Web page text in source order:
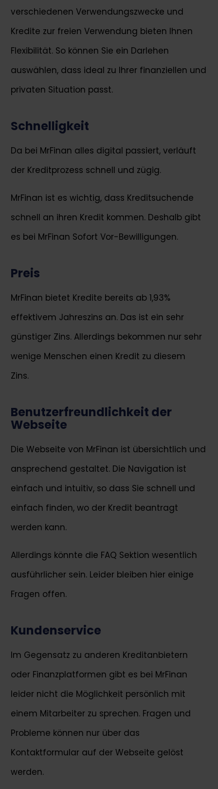
verschiedenen Verwendungszwecke und
Kredite zur freien Verwendung bieten Ihnen
Flexibilität. So können Sie ein Darlehen
auswählen, dass ideal zu Ihrer finanziellen und
privaten Situation passt.
Schnelligkeit
Da bei MrFinan alles digital passiert, verläuft
der Kreditprozess schnell und zügig.
MrFinan ist es wichtig, dass Kreditsuchende
schnell an ihren Kredit kommen. Deshalb gibt
es bei MrFinan Sofort Vor-Bewilligungen.
Preis
MrFinan bietet Kredite bereits ab 1,93%
effektivem Jahreszins an. Das ist ein sehr
günstiger Zins. Allerdings bekommen nur sehr
wenige Menschen einen Kredit zu diesem
Zins.
Benutzerfreundlichkeit der
Webseite
Die Webseite von MrFinan ist übersichtlich und
ansprechend gestaltet. Die Navigation ist
einfach und intuitiv, so dass Sie schnell und
einfach finden, wo der Kredit beantragt
werden kann.
Allerdings könnte die FAQ Sektion wesentlich
ausführlicher sein. Leider bleiben hier einige
Fragen offen.
Kundenservice
Im Gegensatz zu anderen Kreditanbietern
oder Finanzplatformen gibt es bei MrFinan
leider nicht die Möglichkeit persönlich mit
einem Mitarbeiter zu sprechen. Fragen und
Probleme können nur über das
Kontaktformular auf der Webseite gelöst
werden.